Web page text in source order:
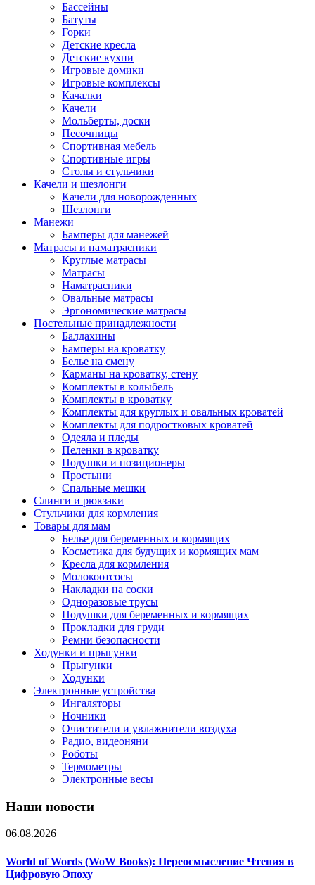
Бассейны
Батуты
Горки
Детские кресла
Детские кухни
Игровые домики
Игровые комплексы
Качалки
Качели
Мольберты, доски
Песочницы
Спортивная мебель
Спортивные игры
Столы и стульчики
Качели и шезлонги
Качели для новорожденных
Шезлонги
Манежи
Бамперы для манежей
Матрасы и наматрасники
Круглые матрасы
Матрасы
Наматрасники
Овальные матрасы
Эргономические матрасы
Постельные принадлежности
Балдахины
Бамперы на кроватку
Белье на смену
Карманы на кроватку, стену
Комплекты в колыбель
Комплекты в кроватку
Комплекты для круглых и овальных кроватей
Комплекты для подростковых кроватей
Одеяла и пледы
Пеленки в кроватку
Подушки и позиционеры
Простыни
Спальные мешки
Слинги и рюкзаки
Стульчики для кормления
Товары для мам
Белье для беременных и кормящих
Косметика для будущих и кормящих мам
Кресла для кормления
Молокоотсосы
Накладки на соски
Одноразовые трусы
Подушки для беременных и кормящих
Прокладки для груди
Ремни безопасности
Ходунки и прыгунки
Прыгунки
Ходунки
Электронные устройства
Ингаляторы
Ночники
Очистители и увлажнители воздуха
Радио, видеоняни
Роботы
Термометры
Электронные весы
Наши новости
06.08.2026
World of Words (WoW Books): Переосмысление Чтения в
Цифровую Эпоху